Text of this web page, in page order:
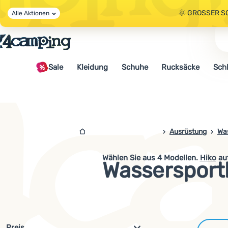
🌞 GROSSER
🤫 - 10 % AUF
🌞 GROSSER
Alle Aktionen
Sale Kleidung Schuhe Rucksäcke
4camping.at
Ausrüstung
Wählen Sie aus 4 Modellen. Hiko